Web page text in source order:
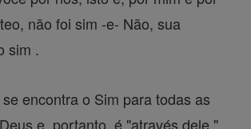
não foi sim -e- Não, sua
sim .
encontra o Sim para todas as
e, portanto, é "através dele ",